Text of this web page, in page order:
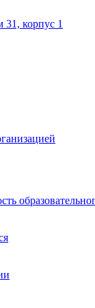
корпус 1